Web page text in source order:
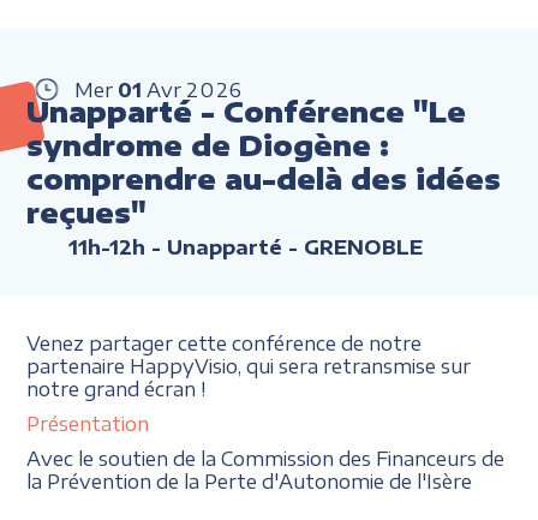
Mer 01 Avr 2026
Unapparté - Conférence "Le
syndrome de Diogène :
comprendre au-delà des idées
reçues"
11h-12h - Unapparté - GRENOBLE
Venez partager cette conférence de notre
partenaire HappyVisio, qui sera retransmise sur
notre grand écran !
Présentation
Avec le soutien de la Commission des Financeurs de
la Prévention de la Perte d'Autonomie de l'Isère